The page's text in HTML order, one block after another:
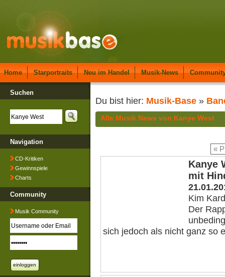
Home Starportraits Neu im Handel Musik-News
Suchen
Navigation
CD-Kritiken
Gewinnspiele
Charts
Community
Musik Community
Du bist hier: Musik-Base »
Alle Musik News von Kanye West
«
Kanye
mit
Kim
Der
sich jedoch als nicht ganz so